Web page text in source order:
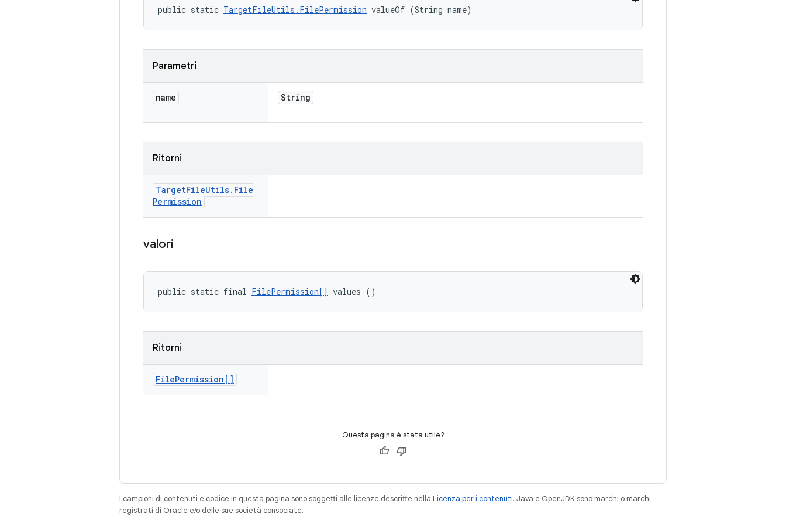
public static TargetFileUtils.FilePermission valueOf (String name)
Parametri
name String
Ritorni
TargetFileUtils. File
Permission
valori
public static final FilePermission[] values ()
Ritorni
FilePermission[]
Questa pagina è stata utile?
I campioni di contenuti e codice in questa pagina sono soggetti alle licenze descritte nella Licenza per i contenuti. Java e OpenJDK sono marchi o marchi
registrati di Oracle e/o delle sue società consociate.